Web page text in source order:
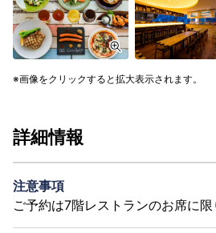
画像をクリックすると拡大表示されます。
詳細情報
注意事項
ご予約は7階レストランのお席に限